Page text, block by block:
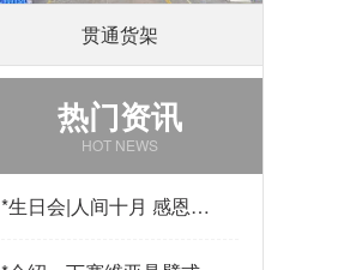
贯通货架
热门资讯
HOT NEWS
*生日会|人间十月 感恩有